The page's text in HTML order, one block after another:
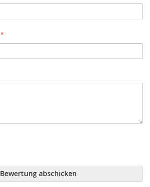
Bewertung abschicken